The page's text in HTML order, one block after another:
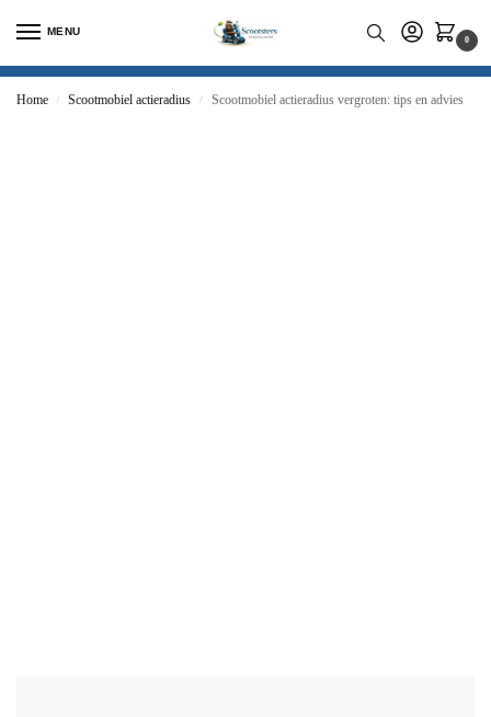
MENU
0
Home / Scootmobiel actieradius / Scootmobiel actieradius vergroten: tips en advies